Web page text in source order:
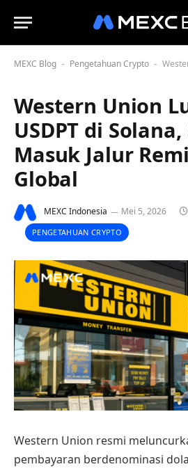
MEXC Blog - Pengetahuan Crypto - Western Union
Western Union
USDPT di
Masuk Jalur
Global
MEXC Indonesia Mei 5, 2026
PENGETAHUAN CRYPTO
Western Union resmi
pembayaran berdenominasi